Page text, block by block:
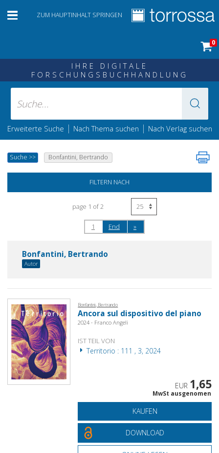
ZUM HAUPTINHALT SPRINGEN
0
IHRE DIGITALE
FORSCHUNGSBUCHHANDLUNG
Erweiterte Suche | Nach Thema suchen | Nach Verlag suchen
Suche >> Bonfantini, Bertrando
FILTERN NACH
page 1 of 2
1 End »
Bonfantini, Bertrando
Autor
Bonfantini, Bertrando
Ancora sul dispositivo del piano
2024 - Franco Angeli
IST TEIL VON
Territorio : 111 , 3, 2024
EUR 1,65
MwSt ausgenomen
KAUFEN
DOWNLOAD